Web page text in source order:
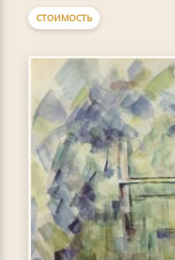
СТОИМОСТЬ